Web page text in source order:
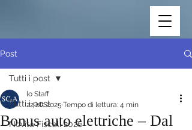
Post
Tutti i post
Novità Fiscali 2026
Tutti i post
Bonus auto elettriche – Dal
lo Staff
22 ott 2025 Tempo di lettura: 4 min